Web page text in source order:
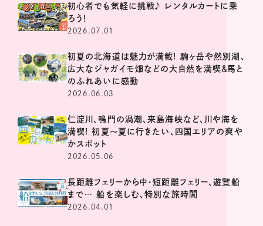
初心者でも気軽に挑戦♪ レンタルカートに乗
ろう！
2026.07.01
初夏の北海道は魅力が満載! 駒ヶ岳や然別湖、
広大なジャガイモ畑などの大自然を満喫＆馬と
のふれあいに感動
2026.06.03
仁淀川、鳴門の渦潮、来島海峡など、川や海を
満喫! 初夏～夏に行きたい、四国エリアの爽や
かスポット
2026.05.06
長距離フェリーから中・短距離フェリー、遊覧船
まで… 船を楽しむ、特別な旅時間
2026.04.01